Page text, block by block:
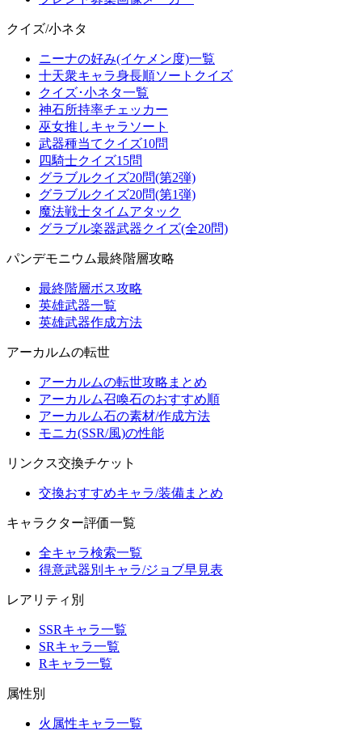
クイズ/小ネタ
ニーナの好み(イケメン度)一覧
十天衆キャラ身長順ソートクイズ
クイズ･小ネタ一覧
神石所持率チェッカー
巫女推しキャラソート
武器種当てクイズ10問
四騎士クイズ15問
グラブルクイズ20問(第2弾)
グラブルクイズ20問(第1弾)
魔法戦士タイムアタック
グラブル楽器武器クイズ(全20問)
パンデモニウム最終階層攻略
最終階層ボス攻略
英雄武器一覧
英雄武器作成方法
アーカルムの転世
アーカルムの転世攻略まとめ
アーカルム召喚石のおすすめ順
アーカルム石の素材/作成方法
モニカ(SSR/風)の性能
リンクス交換チケット
交換おすすめキャラ/装備まとめ
キャラクター評価一覧
全キャラ検索一覧
得意武器別キャラ/ジョブ早見表
レアリティ別
SSRキャラ一覧
SRキャラ一覧
Rキャラ一覧
属性別
火属性キャラ一覧